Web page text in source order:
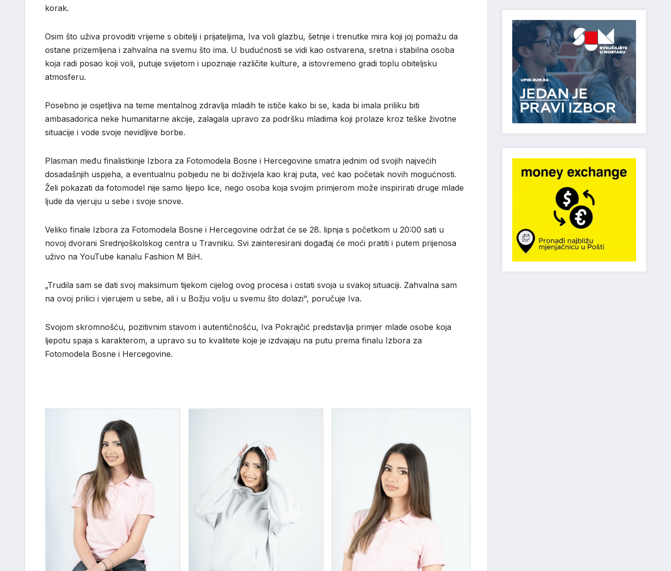
korak.
Osim što uživa provoditi vrijeme s obitelji i prijateljima, Iva voli glazbu, šetnje i trenutke mira koji joj pomažu da
ostane prizemljena i zahvalna na svemu što ima. U budućnosti se vidi kao ostvarena, sretna i stabilna osoba
koja radi posao koji voli, putuje svijetom i upoznaje različite kulture, a istovremeno gradi toplu obiteljsku
atmosferu.
Posebno je osjetljiva na teme mentalnog zdravlja mladih te ističe kako bi se, kada bi imala priliku biti
ambasadorica neke humanitarne akcije, zalagala upravo za podršku mladima koji prolaze kroz teške životne
situacije i vode svoje nevidljive borbe.
Plasman među finalistkinje Izbora za Fotomodela Bosne i Hercegovine smatra jednim od svojih najvećih
dosadašnjih uspjeha, a eventualnu pobjedu ne bi doživjela kao kraj puta, već kao početak novih mogućnosti.
Želi pokazati da fotomodel nije samo lijepo lice, nego osoba koja svojim primjerom može inspirirati druge mlade
ljude da vjeruju u sebe i svoje snove.
Veliko finale Izbora za Fotomodela Bosne i Hercegovine održat će se 28. lipnja s početkom u 20:00 sati u
novoj dvorani Srednjoškolskog centra u Travniku. Svi zainteresirani događaj će moći pratiti i putem prijenosa
uživo na YouTube kanalu Fashion M BiH.
„Trudila sam se dati svoj maksimum tijekom cijelog ovog procesa i ostati svoja u svakoj situaciji. Zahvalna sam
na ovoj prilici i vjerujem u sebe, ali i u Božju volju u svemu što dolazi“, poručuje Iva.
Svojom skromnošću, pozitivnim stavom i autentičnošću, Iva Pokrajčić predstavlja primjer mlade osobe koja
ljepotu spaja s karakterom, a upravo su to kvalitete koje je izdvajaju na putu prema finalu Izbora za
Fotomodela Bosne i Hercegovine.